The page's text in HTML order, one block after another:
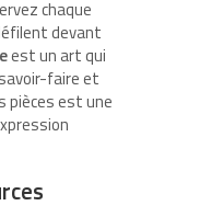
chaque
devant
est un art qui
faire et
pièces est une